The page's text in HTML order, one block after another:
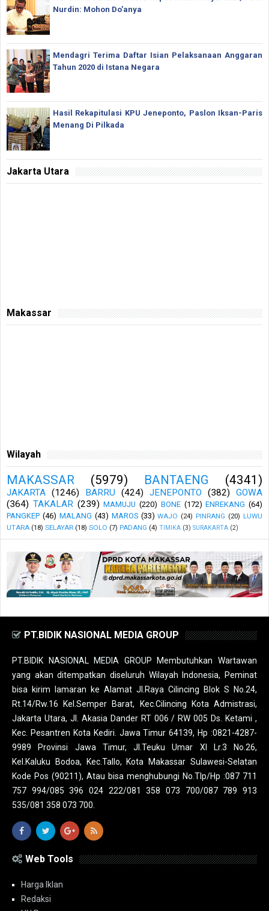
Nurdin: Mohon Do'anya
Mendagri Terima Daftar Isian Pelaksanaan Anggaran
Tahun 2020 di Istana Negara
Hasil Rekapitulasi KPU Jeneponto, Paslon Iksan-Paris
Menang Di Pilkada
Jakarta Utara
Makassar
Wilayah
MAKASSAR (5979) BANTAENG (4341)
JAKARTA (1246) BARRU (424) JENEPONTO (382)
GOWA
(364) TAKALAR (239) MAMUJU (220) BONE (172) ENREKANG (64)
PANGKEP (46) MALANG (43) MAROS (33) WAJO (24) PINRANG (20) LUWU
UTARA (18) SELAYAR (18) SOLO (7) PADANG (4) TIMIKA (3) SURAKARTA (2)
PT.BIDIK NASIONAL MEDIA GROUP
PT.BIDIK NASIONAL MEDIA GROUP Membutuhkan Wartawan
yang akan ditempatkan diseluruh Wilayah Indonesia, Peminat
bisa kirim lamaran ke Alamat Jl.Raya Cilincing Blok S No.24,
Rt.14/Rw.16 Kel.Semper Barat, Kec.Cilincing Kota Admistrasi,
Jakarta Utara, Jl. Akasia Dander RT 006 / RW 005 Ds. Ketami ,
Kec. Pesantren Kota Kediri. Jawa Timur 64139, Hp :0821-4287-
9989 Provinsi Jawa Timur, Jl.Teuku Umar XI Lr.3 No.26,
Kel.Kaluku Bodoa, Kec.Tallo, Kota Makassar Sulawesi-Selatan
Kode Pos (90211), Atau bisa menghubungi No.Tlp/Hp :087 711
757 994/085 396 024 222/081 358 073 700/087 789 913
535/081 358 073 700.
Web Tools
Harga Iklan
Redaksi